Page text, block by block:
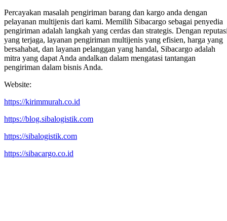
Percayakan masalah pengiriman barang dan kargo anda dengan
pelayanan multijenis dari kami. Memilih Sibacargo sebagai penyedia
pengiriman adalah langkah yang cerdas dan strategis. Dengan
yang terjaga, layanan pengiriman multijenis yang efisien, harga yang
bersahabat, dan layanan pelanggan yang handal, Sibacargo adalah
mitra yang dapat Anda andalkan dalam mengatasi tantangan
pengiriman dalam bisnis Anda.
Website:
https://kirimmurah.co.id
https://blog.sibalogistik.com
https://sibalogistik.com
https://sibacargo.co.id